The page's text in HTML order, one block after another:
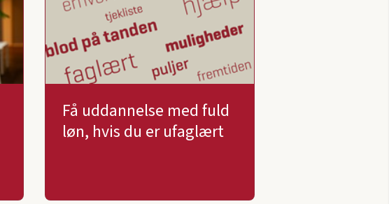
Få uddannelse med fuld
løn, hvis du er ufaglært